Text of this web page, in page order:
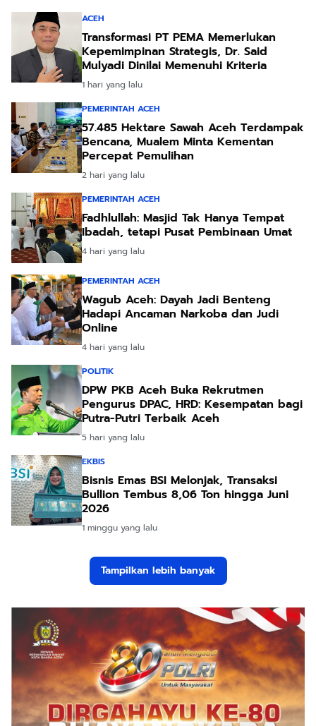
ACEH
Transformasi PT PEMA Memerlukan
Kepemimpinan Strategis, Dr. Said
Mulyadi Dinilai Memenuhi Kriteria
1 hari yang lalu
PEMERINTAH ACEH
57.485 Hektare Sawah Aceh Terdampak
Bencana, Mualem Minta Kementan
Percepat Pemulihan
2 hari yang lalu
PEMERINTAH ACEH
Fadhlullah: Masjid Tak Hanya Tempat
Ibadah, tetapi Pusat Pembinaan Umat
4 hari yang lalu
PEMERINTAH ACEH
Wagub Aceh: Dayah Jadi Benteng
Hadapi Ancaman Narkoba dan Judi
Online
4 hari yang lalu
POLITIK
DPW PKB Aceh Buka Rekrutmen
Pengurus DPAC, HRD: Kesempatan bagi
Putra-Putri Terbaik Aceh
5 hari yang lalu
EKBIS
Bisnis Emas BSI Melonjak, Transaksi
Bullion Tembus 8,06 Ton hingga Juni
2026
1 minggu yang lalu
Tampilkan lebih banyak